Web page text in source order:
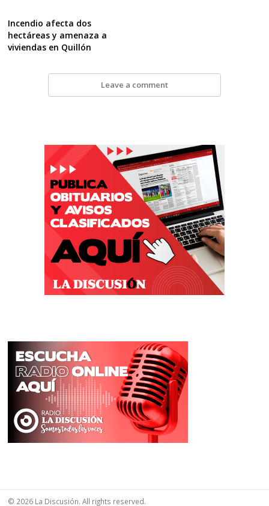
Incendio afecta dos
hectáreas y amenaza a
viviendas en Quillón
Leave a comment
© 2026 La Discusión. All rights reserved.